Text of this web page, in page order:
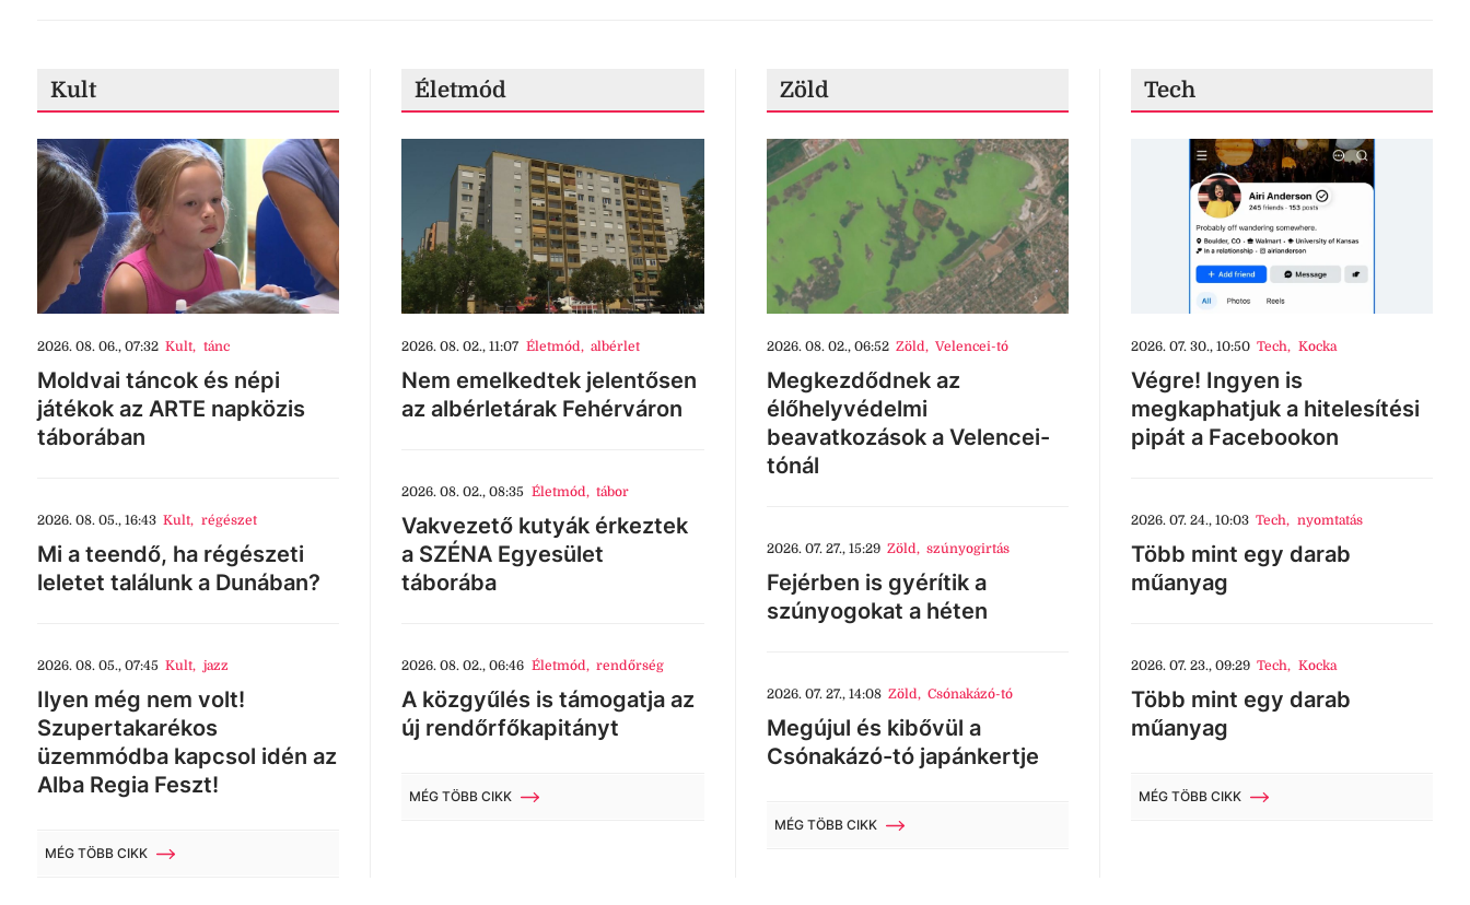
Kult
2026. 08. 06., 07:32 Kult, tánc
Moldvai táncok és népi
játékok az ARTE napközis
táborában
2026. 08. 05., 16:43 Kult, régészet
Mi a teendő, ha régészeti
leletet találunk a Dunában?
2026. 08. 05., 07:45 Kult, jazz
Ilyen még nem volt!
Szupertakarékos
üzemmódba kapcsol idén az
Alba Regia Feszt!
MÉG TÖBB CIKK
Életmód
2026. 08. 02., 11:07 Életmód, albérlet
Nem emelkedtek jelentősen
az albérletárak Fehérváron
2026. 08. 02., 08:35 Életmód, tábor
Vakvezető kutyák érkeztek
a SZÉNA Egyesület
táborába
2026. 08. 02., 06:46 Életmód, rendőrség
A közgyűlés is támogatja az
új rendőrfőkapitányt
MÉG TÖBB CIKK
Zöld
2026. 08. 02., 06:52 Zöld, Velencei-tó
Megkezdődnek az
élőhelyvédelmi
beavatkozások a Velencei-
tónál
2026. 07. 27., 15:29 Zöld, szúnyogirtás
Fejérben is gyérítik a
szúnyogokat a héten
2026. 07. 27., 14:08 Zöld, Csónakázó-tó
Megújul és kibővül a
Csónakázó-tó japánkertje
MÉG TÖBB CIKK
Tech
2026. 07. 30., 10:50 Tech, Kocka
Végre! Ingyen is
megkaphatjuk a hitelesítési
pipát a Facebookon
2026. 07. 24., 10:03 Tech, nyomtatás
Több mint egy darab
műanyag
2026. 07. 23., 09:29 Tech, Kocka
Több mint egy darab
műanyag
MÉG TÖBB CIKK